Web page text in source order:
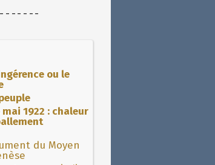
- - - - - -
ou le
1922 : chaleur
du Moyen